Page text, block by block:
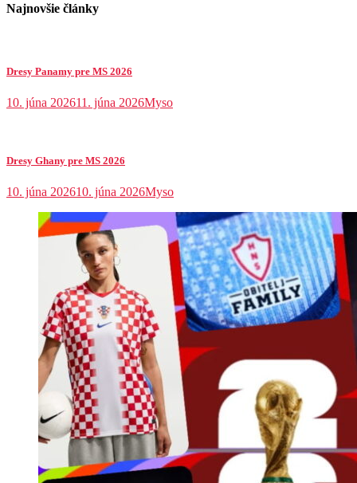
Najnovšie články
Dresy Panamy pre MS 2026
10. júna 202611. júna 2026Myso
Dresy Ghany pre MS 2026
10. júna 202610. júna 2026Myso